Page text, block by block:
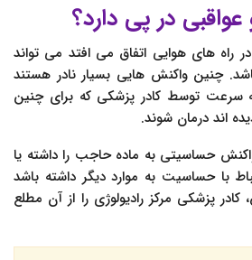
در پی دارد؟
های هوایی اتفاق می افتد می تواند
چنین واکنش هایی بسیار نادر هستند
سرعت توسط کادر پزشکی که برای چنین
اند درمان شوند.
حساسیتی به ماده حاجب را داشته یا
با حساسیت به موارد دیگر داشته باشد
کادر پزشکی مرکز رادیولوژی را از آن مطلع